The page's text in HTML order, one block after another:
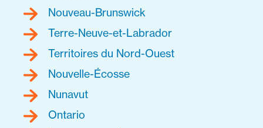
Nouveau-Brunswick
Terre-Neuve-et-Labrador
Territoires du Nord-Ouest
Nouvelle-Écosse
Nunavut
Ontario